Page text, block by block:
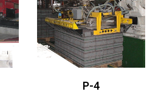
P-4